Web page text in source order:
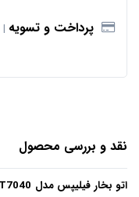
پرداخت و تسویه
نقد و بررسی محصول
اتو بخار فیلیپس مدل DST7040